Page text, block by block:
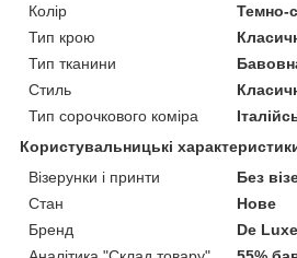
Колір
Темно-
Тип крою
Тип тканини
Стиль
Тип сорочкового коміра
Користувальницькі
Візерунки і принти
Без
Стан
Нове
Бренд
De Luxe